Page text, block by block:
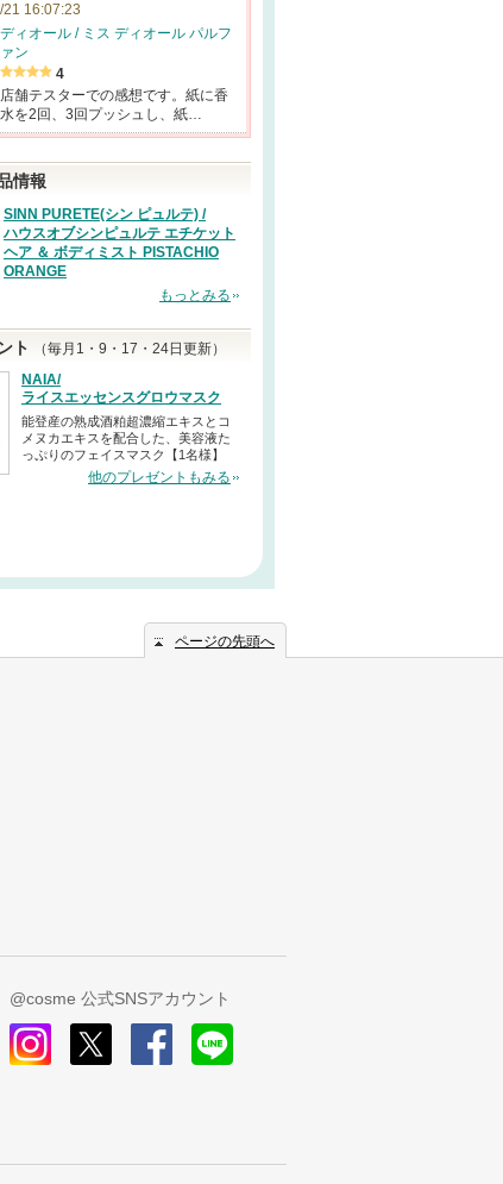
16:07:23
ディオール / ミス ディオール パルフ
ァン
4
店舗テスターでの感想です。紙に香
水を2回、3回プッシュし、紙…
情報
SINN PURETE(シン ピュルテ) /
ハウスオブシンピュルテ エチケット
ヘア ＆ ボディミスト PISTACHIO
ORANGE
もっとみる
ト
（毎月1・9・17・24日更新）
NAIA/
ライスエッセンスグロウマスク
能登産の熟成酒粕超濃縮エキスとコ
メヌカエキスを配合した、美容液た
っぷりのフェイスマスク【1名様】
他のプレゼントもみる
ページの先頭へ
@cosme 公式SNSアカウント